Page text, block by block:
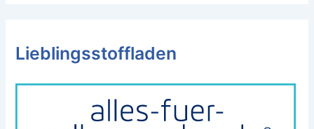
Lieblingsstoffladen